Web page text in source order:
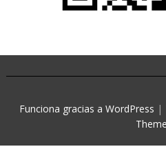
Funciona gracias a WordPress |